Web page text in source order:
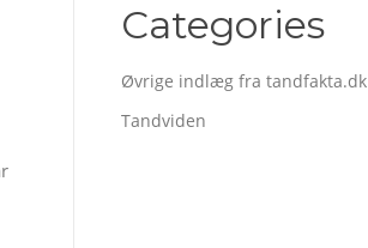
Categories
Øvrige indlæg fra tandfakta.dk
Tandviden